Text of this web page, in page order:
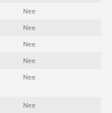
Nee
Nee
Nee
Nee
Nee
Nee